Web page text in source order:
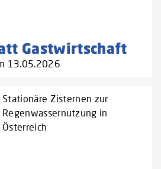
Gastwirtschaft
13.05.2026
Stationäre Zisternen zur
Regenwassernutzung in
Österreich